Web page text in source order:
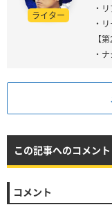
ライター
・
・
【
・
この記事へのコメント
コメント